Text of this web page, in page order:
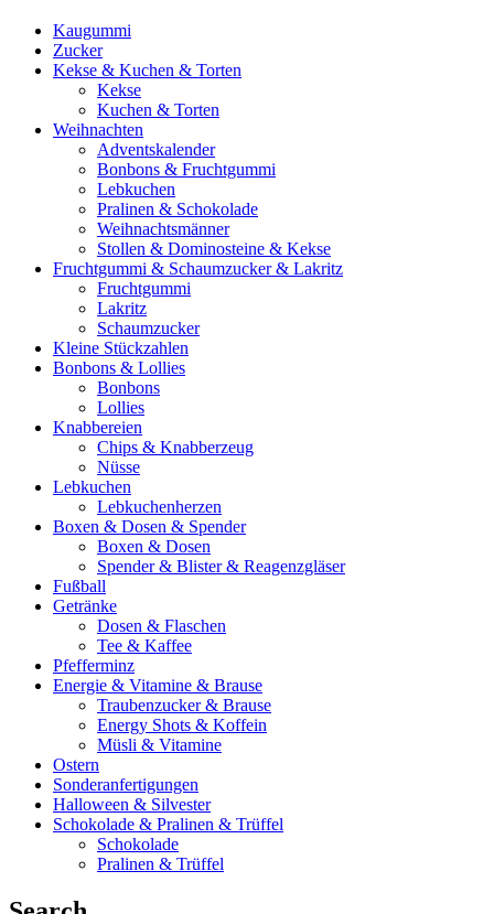
Kaugummi
Zucker
Kekse & Kuchen & Torten
Kekse
Kuchen & Torten
Weihnachten
Adventskalender
Bonbons & Fruchtgummi
Lebkuchen
Pralinen & Schokolade
Weihnachtsmänner
Stollen & Dominosteine & Kekse
Fruchtgummi & Schaumzucker & Lakritz
Fruchtgummi
Lakritz
Schaumzucker
Kleine Stückzahlen
Bonbons & Lollies
Bonbons
Lollies
Knabbereien
Chips & Knabberzeug
Nüsse
Lebkuchen
Lebkuchenherzen
Boxen & Dosen & Spender
Boxen & Dosen
Spender & Blister & Reagenzgläser
Fußball
Getränke
Dosen & Flaschen
Tee & Kaffee
Pfefferminz
Energie & Vitamine & Brause
Traubenzucker & Brause
Energy Shots & Koffein
Müsli & Vitamine
Ostern
Sonderanfertigungen
Halloween & Silvester
Schokolade & Pralinen & Trüffel
Schokolade
Pralinen & Trüffel